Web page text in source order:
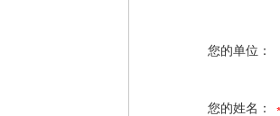
您的单位：
您的姓名：